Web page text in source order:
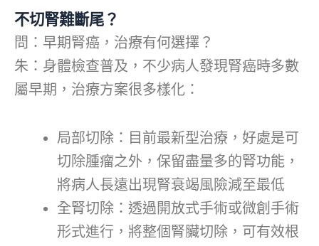
不切腎難斷尾？
問：早期腎癌，治療有何選擇？
朱：身體檢查普及，不少病人發現腎癌時多數
屬早期，治療方案很多樣化：
局部切除：目前最新型治療，好處是可
切除腫瘤之外，保留盡量多的腎功能，
將病人長遠出現腎衰竭風險減至最低
全腎切除：透過開放式手術或微創手術
形式進行，將整個腎臟切除，可有效根